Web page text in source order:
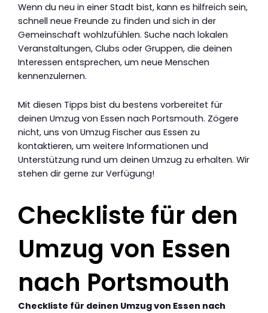
Wenn du neu in einer Stadt bist, kann es hilfreich sein,
schnell neue Freunde zu finden und sich in der
Gemeinschaft wohlzufühlen. Suche nach lokalen
Veranstaltungen, Clubs oder Gruppen, die deinen
Interessen entsprechen, um neue Menschen
kennenzulernen.
Mit diesen Tipps bist du bestens vorbereitet für
deinen Umzug von Essen nach Portsmouth. Zögere
nicht, uns von Umzug Fischer aus Essen zu
kontaktieren, um weitere Informationen und
Unterstützung rund um deinen Umzug zu erhalten. Wir
stehen dir gerne zur Verfügung!
Checkliste für den
Umzug von Essen
nach Portsmouth
Checkliste für deinen Umzug von Essen nach